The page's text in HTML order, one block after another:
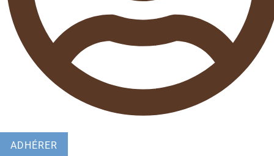
ADHÉRER